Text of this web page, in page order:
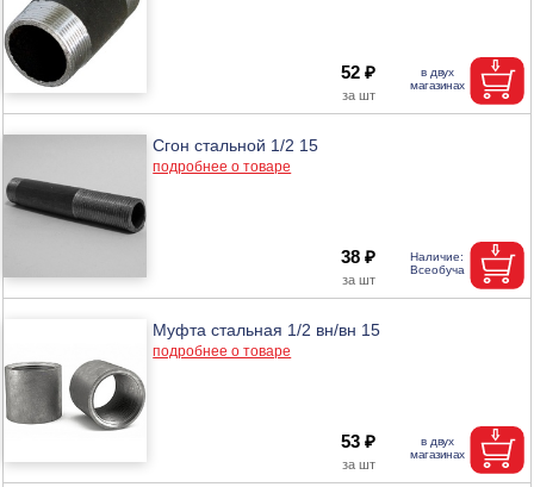
52 ₽
Сгон стальной 1/2 15
подробнее о товаре
38 ₽
Муфта стальная 1/2 вн/вн 15
подробнее о товаре
53 ₽